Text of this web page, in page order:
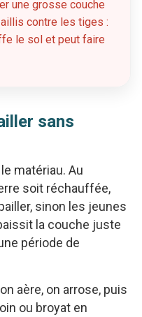
une grosse couche
contre les tiges :
le sol et peut faire
sans
matériau. Au
soit réchauffée,
sinon les jeunes
la couche juste
période de
aère, on arrose, puis
ou broyat en